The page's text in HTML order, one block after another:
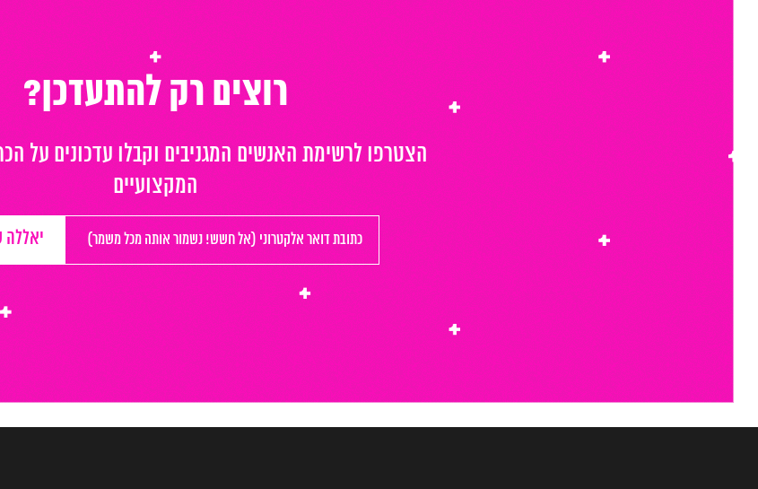
רוצים רק להתעדכן?
הצטרפו לרשימת האנשים המגניבים וקבלו עדכונים על
המקצועיים